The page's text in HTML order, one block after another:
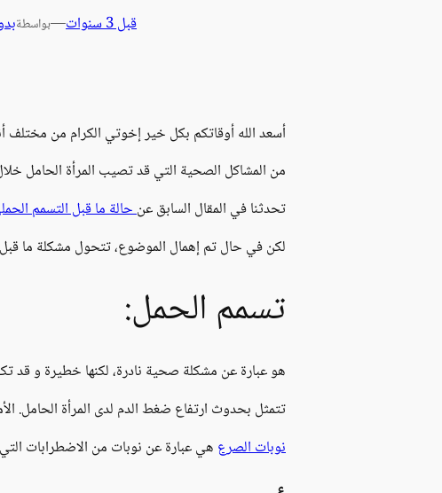
قبل 3 سنوات —بواسطة
أسعد الله أوقاتكم بكل خير إخوتي الكرام من مختلف
من المشاكل الصحية التي قد تصيب المرأة الحامل
تحدثنا في المقال السابق عنحالة ما قبل التسمم
لكن في حال تم إهمال الموضوع، تتحول مشكلة ما
تسمم الحمل:
هو عبارة عن مشكلة صحية نادرة، لكنها خطيرة و قد
تتمثل بحدوث ارتفاع ضغط الدم لدى المرأة الحامل.
نوبات الصرع هي عبارة عن نوبات من الاضطرابات